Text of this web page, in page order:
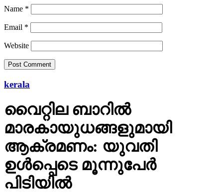
Name *
Email *
Website
kerala
വൈറ്റില ബാറില്‍
മാരകായുധങ്ങളുമായി
ആക്രമണം: യുവതി
ഉള്‍പ്പെടെ മൂന്നുപേര്‍
പിടിയില്‍